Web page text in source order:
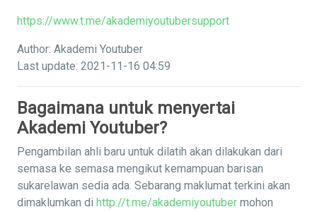
https://www.t.me/akademiyoutubersupport
Author: Akademi Youtuber
Last update: 2021-11-16 04:59
Bagaimana untuk menyertai
Akademi Youtuber?
Pengambilan ahli baru untuk dilatih akan dilakukan dari
semasa ke semasa mengikut kemampuan barisan
sukarelawan sedia ada. Sebarang maklumat terkini akan
dimaklumkan di http://t.me/akademiyoutuber mohon